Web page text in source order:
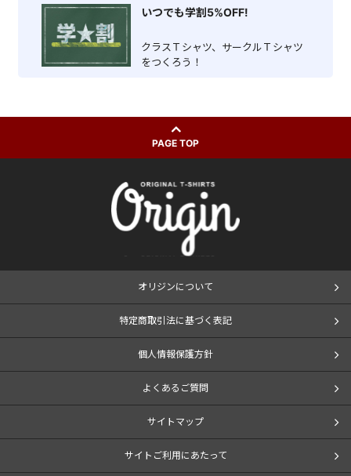
いつでも学割5%OFF!
クラスＴシャツ、サークルＴシャツ
をつくろう！
PAGE TOP
オリジンについて
特定商取引法に基づく表記
個人情報保護方針
よくあるご質問
サイトマップ
サイトご利用にあたって